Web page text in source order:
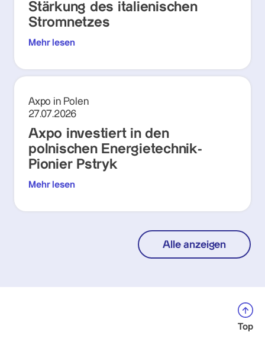
Stärkung des italienischen
Stromnetzes
Mehr lesen
Axpo in Polen
27.07.2026
Axpo investiert in den
polnischen Energietechnik-
Pionier Pstryk
Mehr lesen
Alle anzeigen
Top